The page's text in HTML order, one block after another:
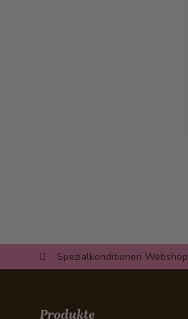
Spezialkonditionen Webshop
Produkte